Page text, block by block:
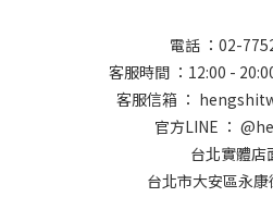
電話 ：02-
客服時間 ：12:00 -
客服信箱 ：
官方LINE ：
台北實體店
台北市大安區永